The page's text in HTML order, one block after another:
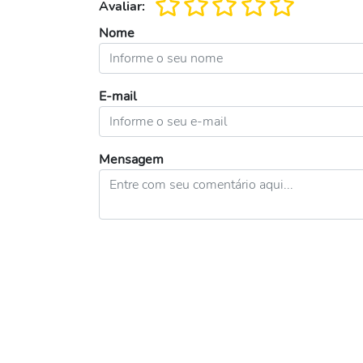
Avaliar:
Nome
E-mail
Mensagem